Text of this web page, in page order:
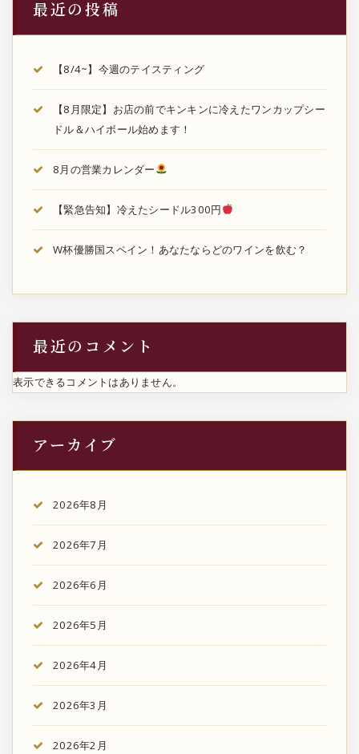
最近の投稿
【8/4~】今週のテイスティング
【8月限定】お店の前でキンキンに冷えたワンカップシー
ドル＆ハイボール始めます！
8月の営業カレンダー
【緊急告知】冷えたシードル300円
W杯優勝国スペイン！あなたならどのワインを飲む？
最近のコメント
表示できるコメントはありません。
アーカイブ
2026年8月
2026年7月
2026年6月
2026年5月
2026年4月
2026年3月
2026年2月